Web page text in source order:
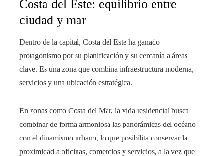
Costa del Este: equilibrio entre
ciudad y mar
Dentro de la capital, Costa del Este ha ganado
protagonismo por su planificación y su cercanía a áreas
clave. Es una zona que combina infraestructura moderna,
servicios y una ubicación estratégica.
En zonas como Costa del Mar, la vida residencial busca
combinar de forma armoniosa las panorámicas del océano
con el dinamismo urbano, lo que posibilita conservar la
proximidad a oficinas, comercios y servicios, a la vez que